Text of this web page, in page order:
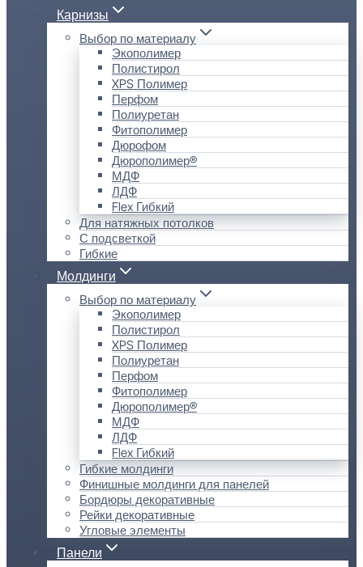
Карнизы
Выбор по материалу
Экополимер
Полистирол
XPS Полимер
Перфом
Полиуретан
Фитополимер
Дюрофом
Дюрополимер®
МДФ
ЛДФ
Flex Гибкий
Для натяжных потолков
С подсветкой
Гибкие
Молдинги
Выбор по материалу
Экополимер
Полистирол
XPS Полимер
Полиуретан
Перфом
Фитополимер
Дюрополимер®
МДФ
ЛДФ
Flex Гибкий
Гибкие молдинги
Финишные молдинги для панелей
Бордюры декоративные
Рейки декоративные
Угловые элементы
Панели